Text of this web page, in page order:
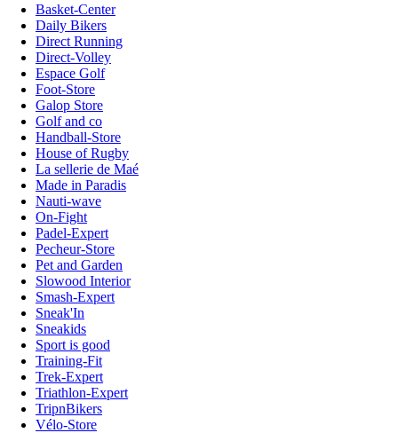
Basket-Center
Daily Bikers
Direct Running
Direct-Volley
Espace Golf
Foot-Store
Galop Store
Golf and co
Handball-Store
House of Rugby
La sellerie de Maé
Made in Paradis
Nauti-wave
On-Fight
Padel-Expert
Pecheur-Store
Pet and Garden
Slowood Interior
Smash-Expert
Sneak'In
Sneakids
Sport is good
Training-Fit
Trek-Expert
Triathlon-Expert
TripnBikers
Vélo-Store